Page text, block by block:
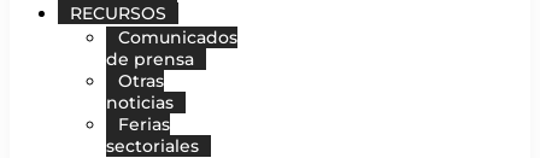
RECURSOS
Comunicados
de prensa
Otras
noticias
Ferias
sectoriales